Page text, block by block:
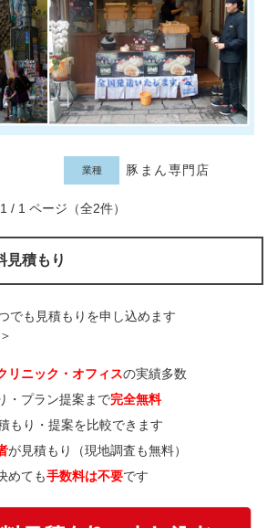
業種 豚まん専門店
1 / 1 ページ（全2件）
見積もり
でも見積もりを申し込めます
リニック・オフィスの実績多数
・プラン提案まで完全無料
もり・提案を比較できます
が見積もり（現地調査も無料）
めても手数料は不要です